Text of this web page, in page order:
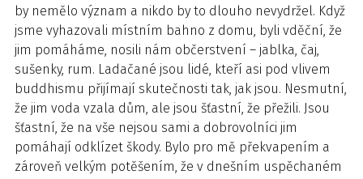
by nemělo význam a nikdo by to dlouho nevydržel. Když
jsme vyhazovali místním bahno z domu, byli vděční, že
jim pomáháme, nosili nám občerstvení – jablka, čaj,
sušenky, rum. Ladačané jsou lidé, kteří asi pod vlivem
buddhismu přijímají skutečnosti tak, jak jsou. Nesmutní,
že jim voda vzala dům, ale jsou šťastní, že přežili. Jsou
šťastní, že na vše nejsou sami a dobrovolníci jim
pomáhají odklízet škody. Bylo pro mě překvapením a
zároveň velkým potěšením, že v dnešním uspěchaném